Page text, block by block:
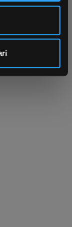
ed
inoltre
sito con i
dati web,
combinarle